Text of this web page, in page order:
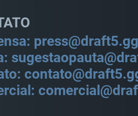
press@draft5.gg